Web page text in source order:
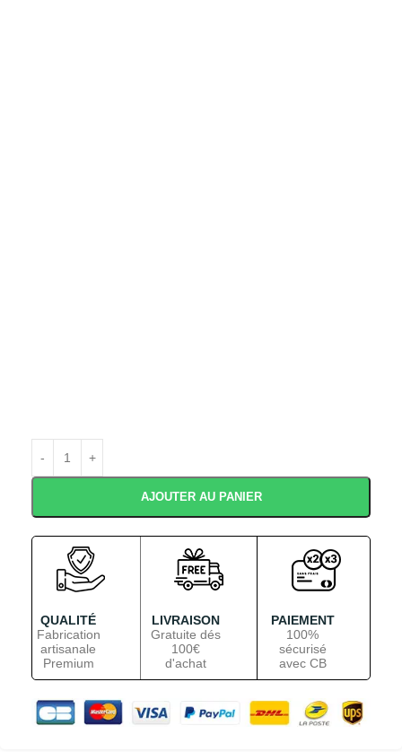
AJOUTER AU PANIER
QUALITÉ
Fabrication
artisanale
Premium
LIVRAISON
Gratuite dés
100€
d'achat
PAIEMENT
100%
sécurisé
avec CB